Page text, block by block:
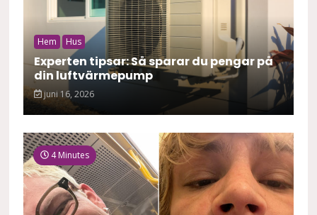
Hem Hus
Experten tipsar: Så sparar du pengar på
din luftvärmepump
juni 16, 2026
4 Minutes